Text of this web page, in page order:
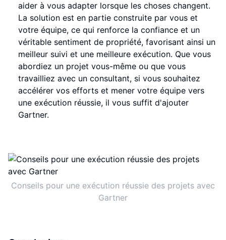
aider à vous adapter lorsque les choses changent.
La solution est en partie construite par vous et
votre équipe, ce qui renforce la confiance et un
véritable sentiment de propriété, favorisant ainsi un
meilleur suivi et une meilleure exécution. Que vous
abordiez un projet vous-même ou que vous
travailliez avec un consultant, si vous souhaitez
accélérer vos efforts et mener votre équipe vers
une exécution réussie, il vous suffit d'ajouter
Gartner.
Conseils pour une exécution réussie des projets avec
Gartner